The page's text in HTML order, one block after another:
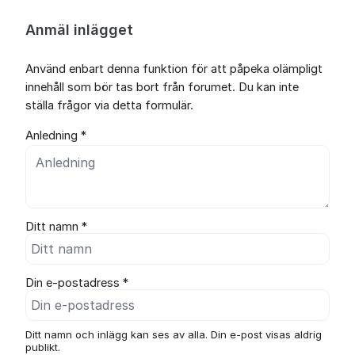
Anmäl inlägget
Använd enbart denna funktion för att påpeka olämpligt
innehåll som bör tas bort från forumet. Du kan inte
ställa frågor via detta formulär.
Anledning *
Ditt namn *
Din e-postadress *
Ditt namn och inlägg kan ses av alla. Din e-post visas aldrig
publikt.